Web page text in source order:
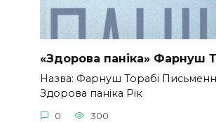
«Здорова паніка» Фарнуш
Назва: Фарнуш Торабі
Здорова паніка Рік
0 300